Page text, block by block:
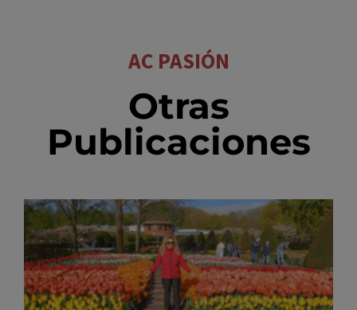
AC PASIÓN
Otras
Publicaciones